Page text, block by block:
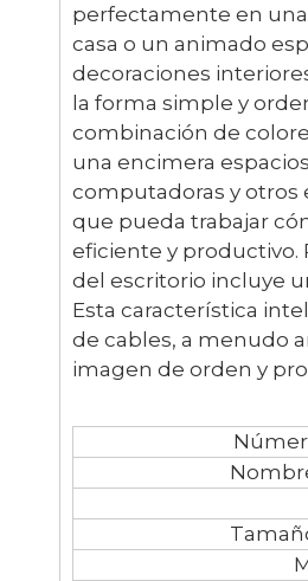
perfectamente en una
casa o un animado
decoraciones
la forma simple y
combinación de
una encimera
computadoras y otros
que pueda trabajar
eficiente y productivo.
del escritorio incluye
Esta característica
de cables, a menudo
imagen de orden y